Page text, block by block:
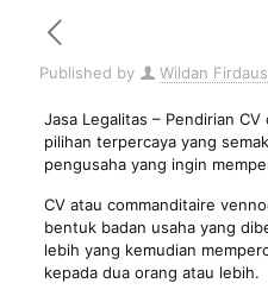
Published by Wildan Firdaus
Jasa Legalitas – Pendirian CV
pilihan terpercaya yang
pengusaha yang ingin
CV atau commanditaire
bentuk badan usahayang
lebih yang kemudian
kepada dua orang atau lebih.